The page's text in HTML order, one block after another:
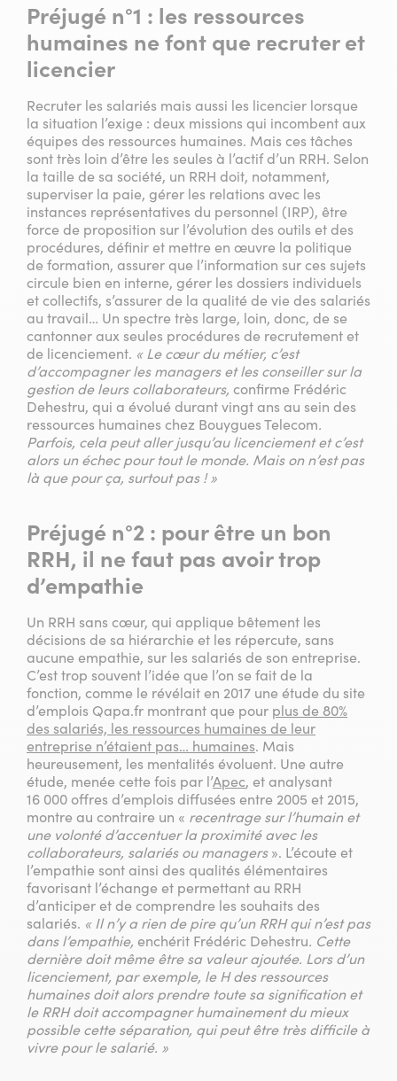
Préjugé n°1 : les ressources
humaines ne font que recruter et
licencier
Recruter les salariés mais aussi les licencier lorsque
la situation l’exige : deux missions qui incombent aux
équipes des ressources humaines. Mais ces tâches
sont très loin d’être les seules à l’actif d’un RRH. Selon
la taille de sa société, un RRH doit, notamment,
superviser la paie, gérer les relations avec les
instances représentatives du personnel (IRP), être
force de proposition sur l’évolution des outils et des
procédures, définir et mettre en œuvre la politique
de formation, assurer que l’information sur ces sujets
circule bien en interne, gérer les dossiers individuels
et collectifs, s’assurer de la qualité de vie des salariés
au travail… Un spectre très large, loin, donc, de se
cantonner aux seules procédures de recrutement et
de licenciement. « Le cœur du métier, c’est
d’accompagner les managers et les conseiller sur la
gestion de leurs collaborateurs, confirme Frédéric
Dehestru, qui a évolué durant vingt ans au sein des
ressources humaines chez Bouygues Telecom.
Parfois, cela peut aller jusqu’au licenciement et c’est
alors un échec pour tout le monde. Mais on n’est pas
là que pour ça, surtout pas ! »
Préjugé n°2 : pour être un bon
RRH, il ne faut pas avoir trop
d’empathie
Un RRH sans cœur, qui applique bêtement les
décisions de sa hiérarchie et les répercute, sans
aucune empathie, sur les salariés de son entreprise.
C’est trop souvent l’idée que l’on se fait de la
fonction, comme le révélait en 2017 une étude du site
d’emplois Qapa.fr montrant que pour plus de 80%
des salariés, les ressources humaines de leur
entreprise n’étaient pas… humaines. Mais
heureusement, les mentalités évoluent. Une autre
étude, menée cette fois par l’Apec, et analysant
16 000 offres d’emplois diffusées entre 2005 et 2015,
montre au contraire un « recentrage sur l’humain et
une volonté d’accentuer la proximité avec les
collaborateurs, salariés ou managers». L’écoute et
l’empathie sont ainsi des qualités élémentaires
favorisant l’échange et permettant au RRH
d’anticiper et de comprendre les souhaits des
salariés. « Il n’y a rien de pire qu’un RRH qui n’est pas
dans l’empathie, enchérit Frédéric Dehestru. Cette
dernière doit même être sa valeur ajoutée. Lors d’un
licenciement, par exemple, le H des ressources
humaines doit alors prendre toute sa signification et
le RRH doit accompagner humainement du mieux
possible cette séparation, qui peut être très difficile à
vivre pour le salarié. »